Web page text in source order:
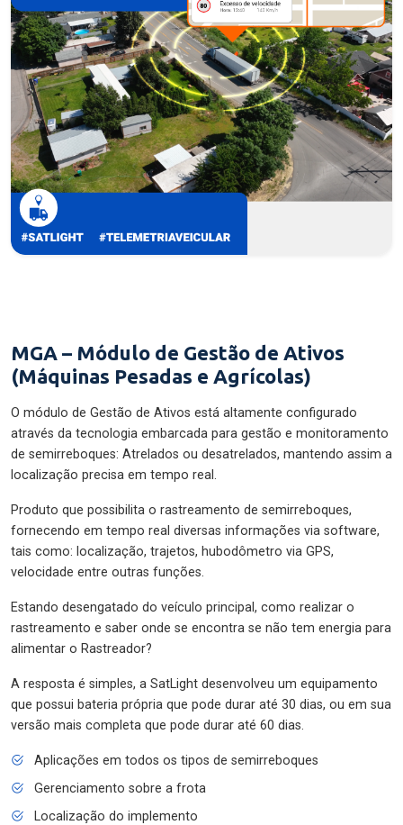
MGA – Módulo de Gestão de Ativos
(Máquinas Pesadas e Agrícolas)
O módulo de Gestão de Ativos está altamente configurado
através da tecnologia embarcada para gestão e monitoramento
de semirreboques: Atrelados ou desatrelados, mantendo assim a
localização precisa em tempo real.
Produto que possibilita o rastreamento de semirreboques,
fornecendo em tempo real diversas informações via software,
tais como: localização, trajetos, hubodômetro via GPS,
velocidade entre outras funções.
Estando desengatado do veículo principal, como realizar o
rastreamento e saber onde se encontra se não tem energia para
alimentar o Rastreador?
A resposta é simples, a SatLight desenvolveu um equipamento
que possui bateria própria que pode durar até 30 dias, ou em sua
versão mais completa que pode durar até 60 dias.
Aplicações em todos os tipos de semirreboques
Gerenciamento sobre a frota
Localização do implemento